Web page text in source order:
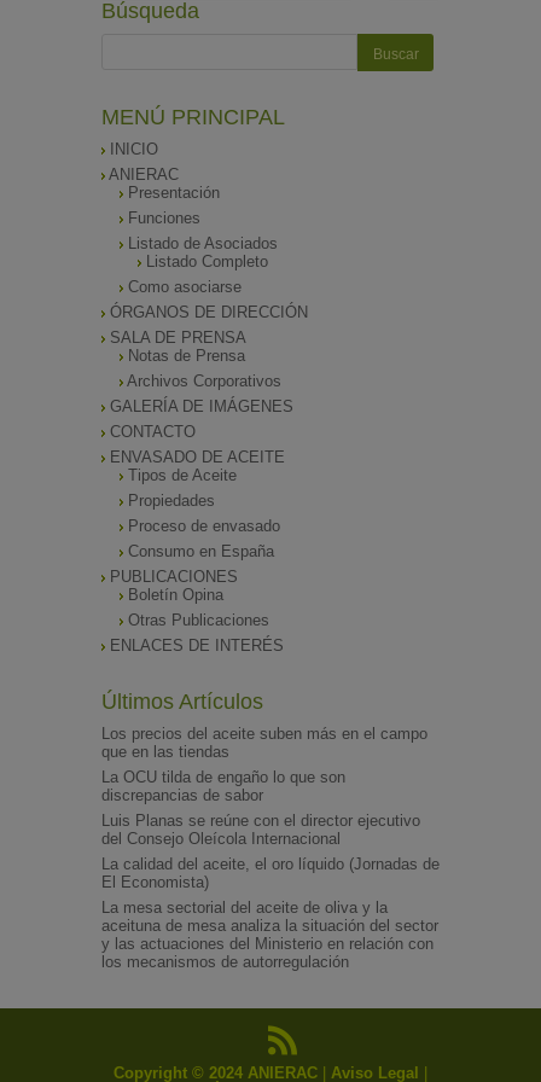
Búsqueda
MENÚ PRINCIPAL
INICIO
ANIERAC
Presentación
Funciones
Listado de Asociados
Listado Completo
Como asociarse
ÓRGANOS DE DIRECCIÓN
SALA DE PRENSA
Notas de Prensa
Archivos Corporativos
GALERÍA DE IMÁGENES
CONTACTO
ENVASADO DE ACEITE
Tipos de Aceite
Propiedades
Proceso de envasado
Consumo en España
PUBLICACIONES
Boletín Opina
Otras Publicaciones
ENLACES DE INTERÉS
Últimos Artículos
Los precios del aceite suben más en el campo
que en las tiendas
La OCU tilda de engaño lo que son
discrepancias de sabor
Luis Planas se reúne con el director ejecutivo
del Consejo Oleícola Internacional
La calidad del aceite, el oro líquido (Jornadas de
El Economista)
La mesa sectorial del aceite de oliva y la
aceituna de mesa analiza la situación del sector
y las actuaciones del Ministerio en relación con
los mecanismos de autorregulación
Copyright © 2024 ANIERAC Aviso Legal